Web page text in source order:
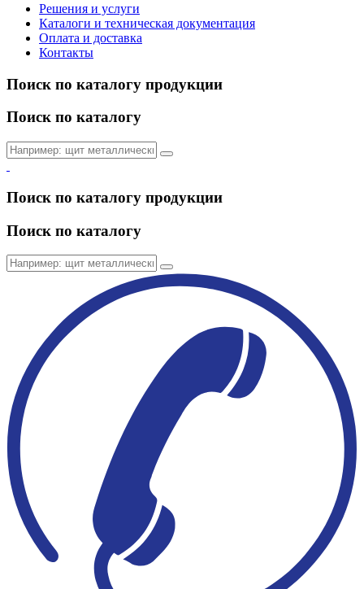
Решения и услуги
Каталоги и техническая документация
Оплата и доставка
Контакты
Поиск по каталогу продукции
Поиск по каталогу
Поиск по каталогу продукции
Поиск по каталогу